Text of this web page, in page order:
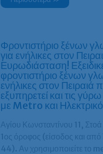
Φροντιστήριο ξένων
για ενήλικες στον
Ευρωδιάσταση!
φροντιστήριο ξένων
ενήλικες στον Πειραιά
εξυπηρετεί και τις
με Metro και
Αγίου Κωνσταντίνου 11,
1ος όροφος (είσοδος και
44). Αν χρησιμοποιείτε το